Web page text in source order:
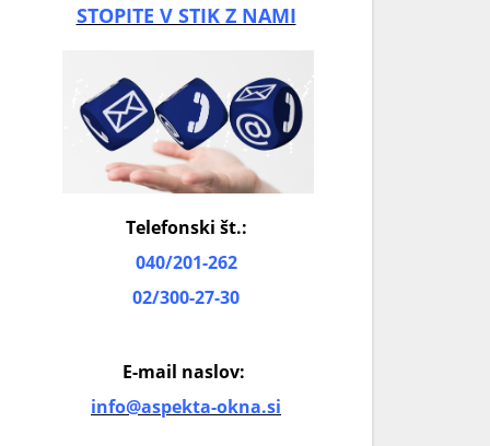
STOPITE V STIK Z NAMI
Telefonski št.:
040/201-262
02/300-27-30
E-mail naslov:
info@aspekta-okna.si